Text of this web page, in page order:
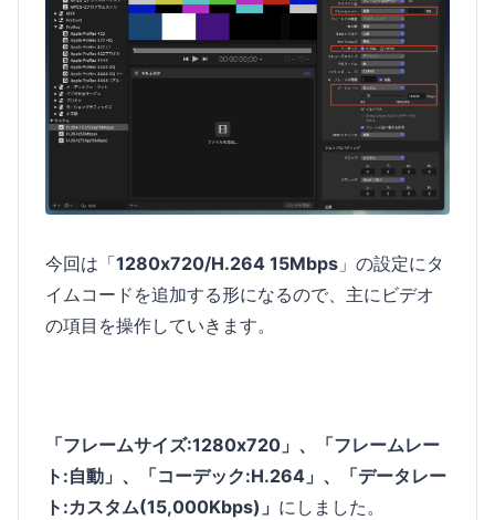
今回は「1280x720/H.264 15Mbps 」の設定にタ
イムコードを追加する形になるので、主にビデオ
の項目を操作していきます。
「フレームサイズ:1280x720」、「フレームレー
ト:自動」、「コーデック:H.264」、「データレー
ト:カスタム(15,000Kbps)」 にしました。